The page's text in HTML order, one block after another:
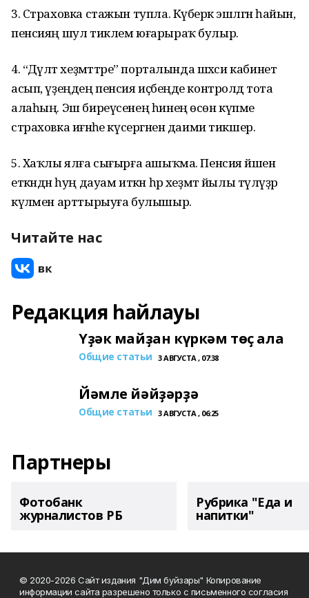
3. Страховка стажын тупла. Күберәк эшләгән һайын,
пенсияң шул тиклем юғарыраҡ булыр.
4. “Дәүләт хеҙмәттәре” порталында шәхси кабинет
асып, үҙеңдең пенсия иҫәбеңде контролдә тота
алаһың. Эш биреүсенең һинең өсөн күпме
страховка иғәнәһе күсергәнен даими тикшер.
5. Хаҡлы ялға сығырға ашыҡма. Пенсия йәшенә
еткәндән һуң дауам иткән һәр хеҙмәт йылы түләүҙәр
күләмен арттырыуға булышыр.
Читайте нас
Редакция һайлауы
Үҙәк майҙан күркәм төҫ ала
Общие статьи 3 АВГУСТА , 07:38
Йәмле йәйҙәрҙә
Общие статьи 3 АВГУСТА , 06:25
Партнеры
Фотобанк
журналистов РБ
Рубрика "Еда и
напитки"
© 2020-2026 Сайт издания "Дим буйзары" Копирование
информации сайта разрешено только с письменного согласия